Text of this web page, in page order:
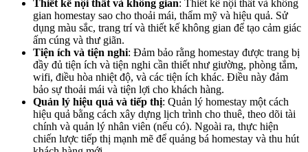
Thiết kế nội thất và không gian: Thiết kế nội thất và không
gian homestay sao cho thoải mái, thẩm mỹ và hiệu quả. Sử
dụng màu sắc, trang trí và thiết kế không gian để tạo cảm giác
ấm cúng và thư giãn.
Tiện ích và tiện nghi: Đảm bảo rằng homestay được trang bị
đầy đủ tiện ích và tiện nghi cần thiết như giường, phòng tắm,
wifi, điều hòa nhiệt độ, và các tiện ích khác. Điều này đảm
bảo sự thoải mái và tiện lợi cho khách hàng.
Quản lý hiệu quả và tiếp thị: Quản lý homestay một cách
hiệu quả bằng cách xây dựng lịch trình cho thuê, theo dõi tài
chính và quản lý nhân viên (nếu có). Ngoài ra, thực hiện
chiến lược tiếp thị mạnh mẽ để quảng bá homestay và thu hút